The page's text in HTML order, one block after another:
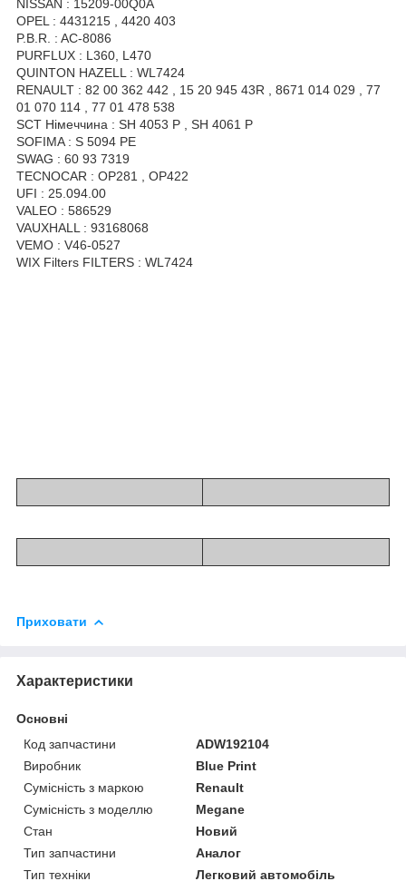
NISSAN : 15209-00Q0A
OPEL : 4431215 , 4420 403
P.B.R. : AC-8086
PURFLUX : L360, L470
QUINTON HAZELL : WL7424
RENAULT : 82 00 362 442 , 15 20 945 43R , 8671 014 029 , 77
01 070 114 , 77 01 478 538
SCT Німеччина : SH 4053 P , SH 4061 P
SOFIMA : S 5094 PE
SWAG : 60 93 7319
TECNOCAR : OP281 , OP422
UFI : 25.094.00
VALEO : 586529
VAUXHALL : 93168068
VEMO : V46-0527
WIX Filters FILTERS : WL7424
Приховати
Характеристики
Основні
Код запчастини
ADW192104
Виробник
Blue Print
Сумісність з маркою
Renault
Сумісність з моделлю
Megane
Стан
Новий
Тип запчастини
Аналог
Тип техніки
Легковий автомобіль